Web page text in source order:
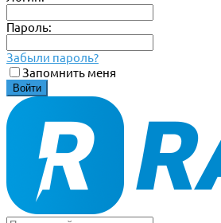
Пароль:
Забыли пароль?
Запомнить меня